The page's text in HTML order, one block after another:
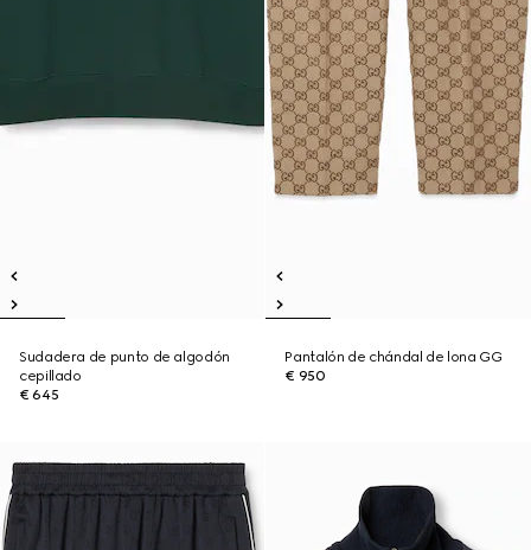
Sudadera de punto de algodón
cepillado
€ 645
Pantalón de chándal de lona GG
€ 950